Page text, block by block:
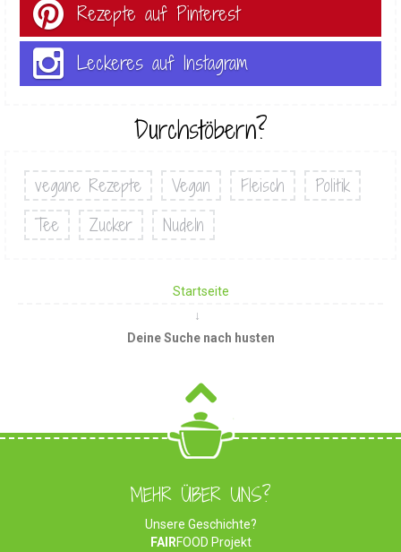
Rezepte auf Pinterest
Leckeres auf Instagram
Durchstöbern?
vegane Rezepte Vegan Fleisch
Politik
Tee
Zucker Nudeln
Startseite
Deine Suche nach husten
MEHR ÜBER UNS?
Unsere Geschichte?
FAIRFOOD Projekt